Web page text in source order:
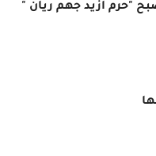
"حرم أزيد جهم ريان "